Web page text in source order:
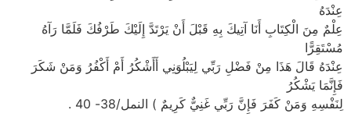
عِنْدَهُ
عِلْمٌ مِنَ الْكِتَابِ أَنَا آتِيكَ بِهِ قَبْلَ أَنْ يَرْتَدَّ إِلَيْكَ طَرْفُكَ فَلَمَّا رَآهُ
مُسْتَقِرًّا
عِنْدَهُ قَالَ هَذَا مِنْ فَضْلِ رَبِّي لِيَبْلُوَنِي أَأَشْكُرُ أَمْ أَكْفُرُ وَمَنْ شَكَرَ
فَإِنَّمَا يَشْكُرُ
لِنَفْسِهِ وَمَنْ كَفَرَ فَإِنَّ رَبِّي غَنِيٌّ كَرِيمٌ ) النمل/38- 40 .